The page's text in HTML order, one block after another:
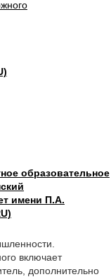
образовательное
имени П.А.
включает
дополнительно